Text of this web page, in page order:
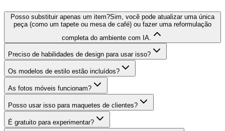
Posso substituir apenas um item?Sim, você pode atualizar uma única
peça (como um tapete ou mesa de café) ou fazer uma reformulação
completa do ambiente com IA.
Preciso de habilidades de design para usar isso?
Os modelos de estilo estão incluídos?
As fotos móveis funcionam?
Posso usar isso para maquetes de clientes?
É gratuito para experimentar?